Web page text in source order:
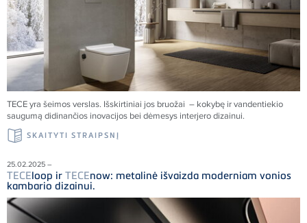
TECEyra šeimos verslas. Išskirtiniai jos bruožai – kokybę ir vandentiekio
saugumą didinančios inovacijos bei dėmesys interjero dizainui.
SKAITYTI STRAIPSNĮ
25.02.2025 –
TECEloop ir TECEnow: metalinė išvaizda moderniam vonios
kambario dizainui.